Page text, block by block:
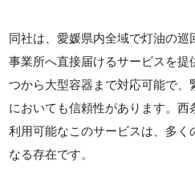
同社は、愛媛県内全域で灯油の
事業所へ直接届けるサービスを提
つから大型容器まで対応可能で
においても信頼性があります。西
利用可能なこのサービスは、多く
なる存在です。